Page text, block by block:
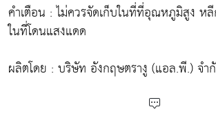
คำเตือน : ไม่ควรจัดเก็บในที่ที่อุณหภูมิสูง หลี
ในที่โดนแสงแดด
ผลิตโดย : บริษัท อังกฤษตรางู (แอล.พี.) จำ